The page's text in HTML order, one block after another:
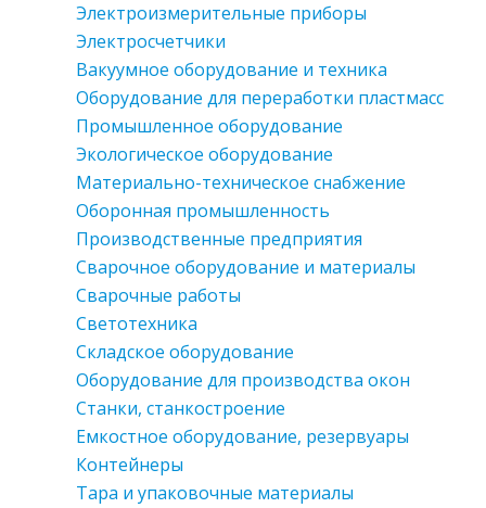
Электроизмерительные приборы
Электросчетчики
Вакуумное оборудование и техника
Оборудование для переработки пластмасс
Промышленное оборудование
Экологическое оборудование
Материально-техническое снабжение
Оборонная промышленность
Производственные предприятия
Сварочное оборудование и материалы
Сварочные работы
Светотехника
Складское оборудование
Оборудование для производства окон
Станки, станкостроение
Емкостное оборудование, резервуары
Контейнеры
Тара и упаковочные материалы